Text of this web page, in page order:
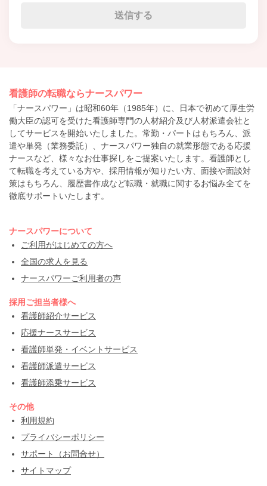
看護師の転職ならナースパワー
「ナースパワー」は昭和60年（1985年）に、日本で初めて厚生労
働大臣の認可を受けた看護師専門の人材紹介及び人材派遣会社と
してサービスを開始いたしました。常勤・パートはもちろん、派
遣や単発（業務委託）、ナースパワー独自の就業形態である応援
ナースなど、様々なお仕事探しをご提案いたします。看護師とし
て転職を考えている方や、採用情報が知りたい方、面接や面談対
策はもちろん、履歴書作成など転職・就職に関するお悩み全てを
徹底サポートいたします。
ナースパワーについて
ご利用がはじめての方へ
全国の求人を見る
ナースパワーご利用者の声
採用ご担当者様へ
看護師紹介サービス
応援ナースサービス
看護師単発・イベントサービス
看護師派遣サービス
看護師添乗サービス
その他
利用規約
プライバシーポリシー
サポート（お問合せ）
サイトマップ